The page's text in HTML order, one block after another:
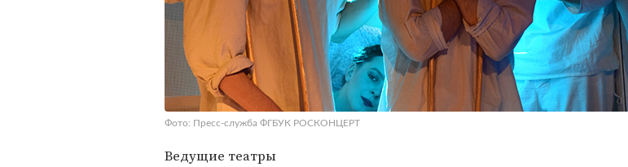
Фото: Пресс-служба ФГБУК РОСКОНЦЕРТ
Ведущие театры